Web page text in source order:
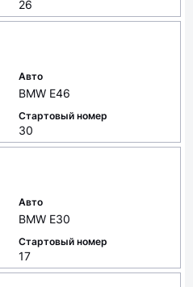
26
Авто
BMW E46
Стартовый номер
30
Авто
BMW E30
Стартовый номер
17